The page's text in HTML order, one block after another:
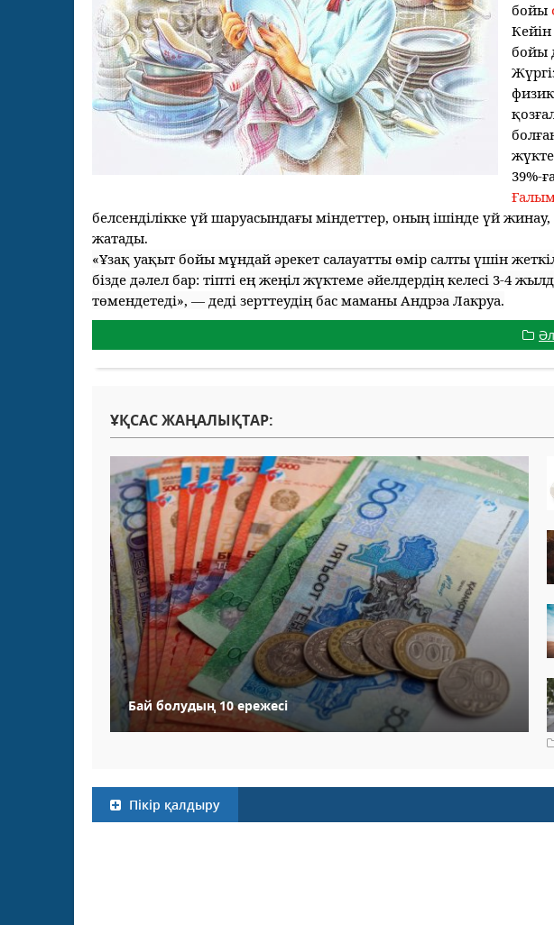
бойы
Кейін
бойы
39%-
белсенділікке үй шаруасындағы міндеттер, оның ішінде үй
жатады.
«Ұзақ уақыт бойы мұндай әрекет салауатты өмір салты үшін
бізде дәлел бар: тіпті ең жеңіл жүктеме әйелдердің келесі 3-4
төмендетеді», — деді зерттеудің бас маманы Андрэа Лакруа.
ҰҚСАС ЖАҢАЛЫҚТАР:
Бай болудың 10 ережесі
Пікір қалдыру